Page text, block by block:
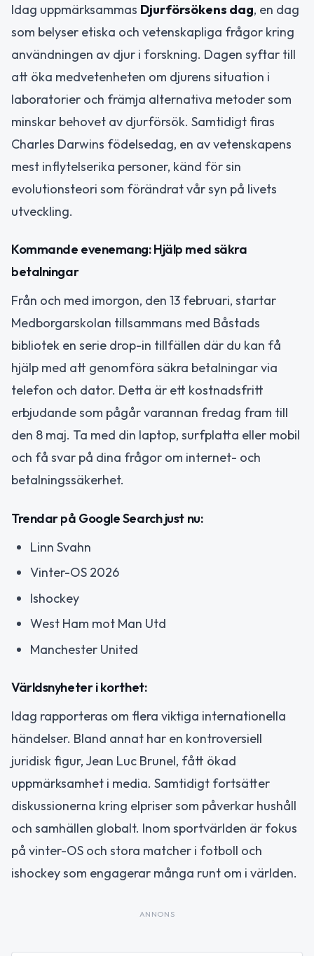
Idag uppmärksammas Djurförsökens dag, en dag
som belyser etiska och vetenskapliga frågor kring
användningen av djur i forskning. Dagen syftar till
att öka medvetenheten om djurens situation i
laboratorier och främja alternativa metoder som
minskar behovet av djurförsök. Samtidigt firas
Charles Darwins födelsedag, en av vetenskapens
mest inflytelserika personer, känd för sin
evolutionsteori som förändrat vår syn på livets
utveckling.
Kommande evenemang: Hjälp med säkra
betalningar
Från och med imorgon, den 13 februari, startar
Medborgarskolan tillsammans med Båstads
bibliotek en serie drop-in tillfällen där du kan få
hjälp med att genomföra säkra betalningar via
telefon och dator. Detta är ett kostnadsfritt
erbjudande som pågår varannan fredag fram till
den 8 maj. Ta med din laptop, surfplatta eller mobil
och få svar på dina frågor om internet- och
betalningssäkerhet.
Trendar på Google Search just nu:
Linn Svahn
Vinter-OS 2026
Ishockey
West Ham mot Man Utd
Manchester United
Världsnyheter i korthet:
Idag rapporteras om flera viktiga internationella
händelser. Bland annat har en kontroversiell
juridisk figur, Jean Luc Brunel, fått ökad
uppmärksamhet i media. Samtidigt fortsätter
diskussionerna kring elpriser som påverkar hushåll
och samhällen globalt. Inom sportvärlden är fokus
på vinter-OS och stora matcher i fotboll och
ishockey som engagerar många runt om i världen.
ANNONS